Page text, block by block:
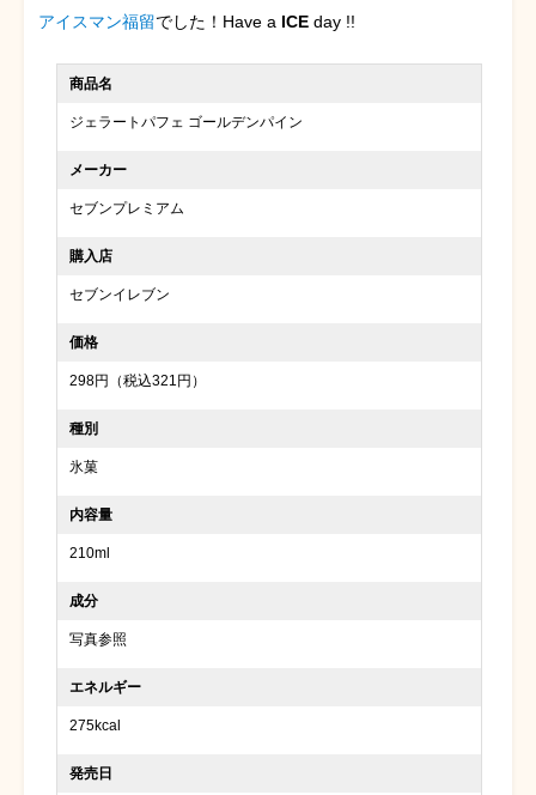
アイスマン福留でした！Have a ICE day !!
商品名
ジェラートパフェ ゴールデンパイン
メーカー
セブンプレミアム
購入店
セブンイレブン
価格
298円（税込321円）
種別
氷菓
内容量
210ml
成分
写真参照
エネルギー
275kcal
発売日